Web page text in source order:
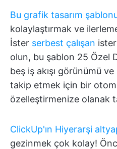
Bu grafik tasarım
kolaylaştırmak ve
İster serbest çalışan
olun, bu şablon 25 Özel
beş iş akışı görünümü
takip etmek için bir
özelleştirmenize olanak
ClickUp'ın Hiyerarşi
gezinmek çok kolay!